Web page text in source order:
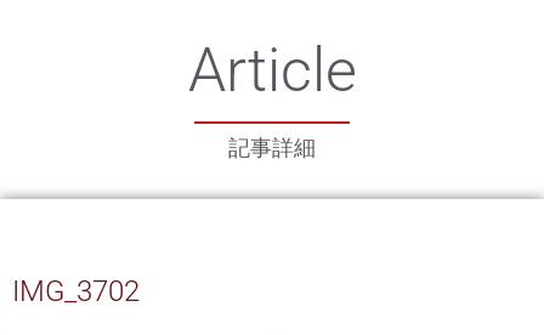
Article
記事詳細
IMG_3702